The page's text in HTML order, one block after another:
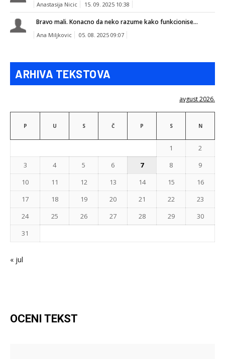
Anastasija Nicic 15. 09. 2025 10:38
Bravo mali. Konacno da neko razume kako funkcionise...
Ana Miljkovic 05. 08. 2025 09:07
ARHIVA TEKSTOVA
avgust 2026.
P U S Č P S N
1
2
3
4 5 6 7 8
9
10
11 12 13 14 15
16
17
18 19 20 21 22
23
24
25 26 27 28 29
30
31
« jul
OCENI TEKST